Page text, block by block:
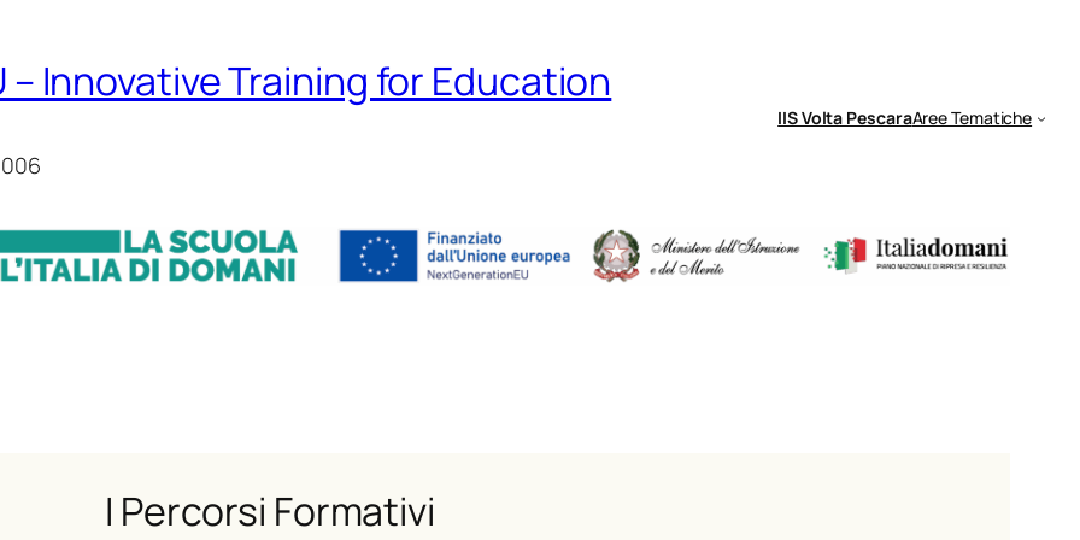
– Innovative Training for Education
IIS Volta PescaraAree Tematiche
I Percorsi Formativi